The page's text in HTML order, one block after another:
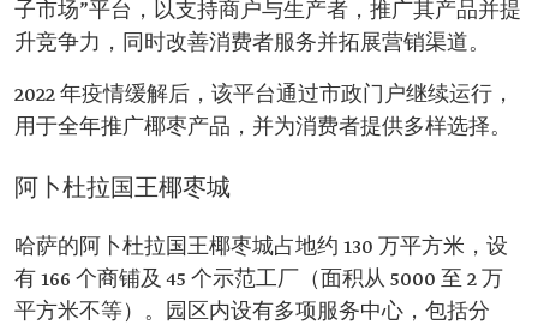
子市场”平台，以支持商户与生产者，推广其产品并提
升竞争力，同时改善消费者服务并拓展营销渠道。
2022 年疫情缓解后，该平台通过市政门户继续运行，
用于全年推广椰枣产品，并为消费者提供多样选择。
阿卜杜拉国王椰枣城
哈萨的阿卜杜拉国王椰枣城占地约 130 万平方米，设
有 166 个商铺及 45 个示范工厂（面积从 5000 至 2 万
平方米不等）。园区内设有多项服务中心，包括分